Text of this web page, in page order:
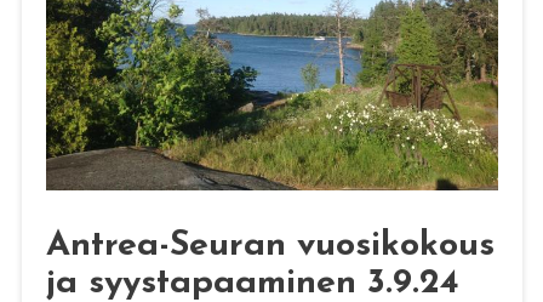
Antrea-Seuran vuosikokous
ja syystapaaminen 3.9.24